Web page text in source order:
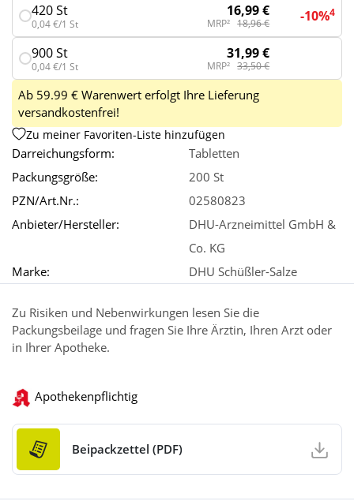
420 St
0,04 €/1 St
16,99 €
MRP² 18,96 € -10%4
900 St
0,04 €/1 St
31,99 €
MRP² 33,50 €
Ab 59.99 € Warenwert erfolgt Ihre Lieferung
versandkostenfrei!
Zu meiner Favoriten-Liste hinzufügen
Darreichungsform:
Tabletten
Packungsgröße:
200 St
PZN/Art.Nr.:
02580823
Anbieter/Hersteller:
DHU-Arzneimittel GmbH &
Co. KG
Marke:
DHU Schüßler-Salze
Zu Risiken und Nebenwirkungen lesen Sie die
Packungsbeilage und fragen Sie Ihre Ärztin, Ihren Arzt oder
in Ihrer Apotheke.
Apothekenpflichtig
Beipackzettel (PDF)